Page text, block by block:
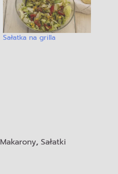
Sałatka na grilla
Makarony, Sałatki